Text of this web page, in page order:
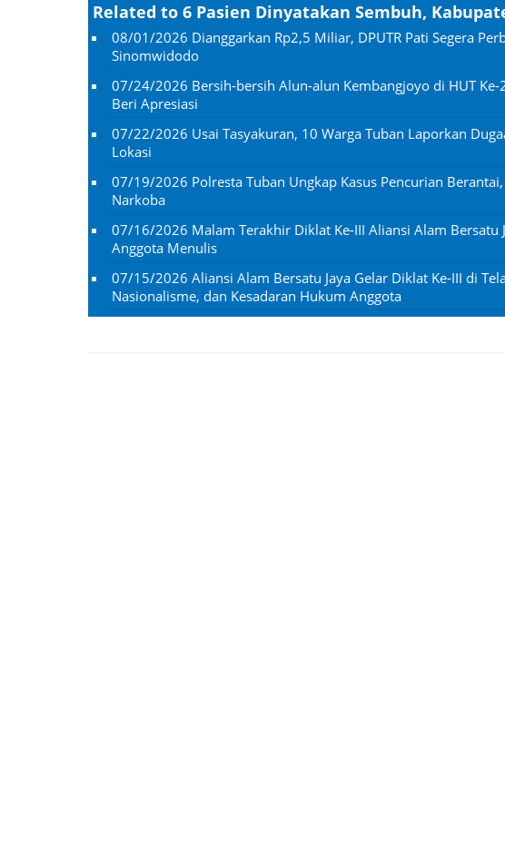
Related to 6 Pasien Dinyatakan Sembuh,
08/01/2026 Dianggarkan Rp2,5 Miliar, DPUTR Pati Segera
Sinomwidodo
07/24/2026 Bersih-bersih Alun-alun Kembangjoyo di HUT
Beri Apresiasi
07/22/2026 Usai Tasyakuran, 10 Warga Tuban Laporkan
Lokasi
07/19/2026 Polresta Tuban Ungkap Kasus Pencurian
Narkoba
07/16/2026 Malam Terakhir Diklat Ke-III Aliansi Alam Bersatu
Anggota Menulis
07/15/2026 Aliansi Alam Bersatu Jaya Gelar Diklat Ke-III di
Nasionalisme, dan Kesadaran Hukum Anggota